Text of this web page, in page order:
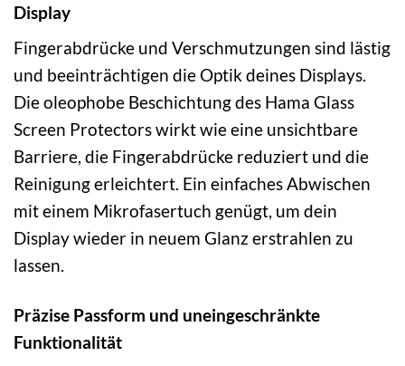
Display
Fingerabdrücke und Verschmutzungen sind lästig
und beeinträchtigen die Optik deines Displays.
Die oleophobe Beschichtung des Hama Glass
Screen Protectors wirkt wie eine unsichtbare
Barriere, die Fingerabdrücke reduziert und die
Reinigung erleichtert. Ein einfaches Abwischen
mit einem Mikrofasertuch genügt, um dein
Display wieder in neuem Glanz erstrahlen zu
lassen.
Präzise Passform und uneingeschränkte
Funktionalität